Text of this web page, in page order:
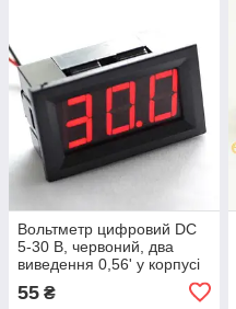
Вольтметр цифровий DC
5-30 В, червоний, два
виведення 0,56' у корпусі
55 ₴